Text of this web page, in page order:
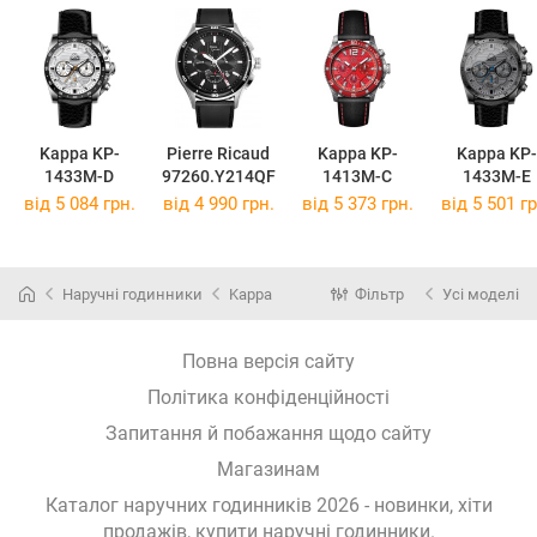
Kappa KP-
1433M-D
Pierre Ricaud
97260.Y214QF
Kappa KP-
1413M-C
Kappa KP-
1433M-E
від 5 084 грн. від 4 990 грн. від 5 373 грн. від 5 501
Наручні годинники Kappa Фільтр Усі моделі
Повна версія сайту
Політика конфіденційності
Запитання й побажання щодо сайту
Магазинам
Каталог наручних годинників 2026 - новинки, хіти
продажів, купити наручні годинники.